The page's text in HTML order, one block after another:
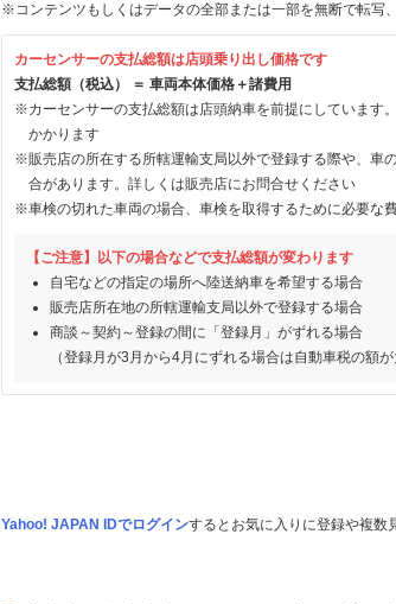
※コンテンツもしくはデータの全部または一部を無断で転写
カーセンサーの支払総額は店頭乗り出し価格です
支払総額（税込） ＝ 車両本体価格＋諸費用
※カーセンサーの支払総額は店頭納車を前提にしています
かかります
※販売店の所在する所轄運輸支局以外で登録する際や、車
合があります。詳しくは販売店にお問合せください
※車検の切れた車両の場合、車検を取得するために必要な
【ご注意】以下の場合などで支払総額が変わります
自宅などの指定の場所へ陸送納車を希望する場合
販売店所在地の所轄運輸支局以外で登録する場合
商談～契約～登録の間に「登録月」がずれる場合
（登録月が3月から4月にずれる場合は自動車税の額が
Yahoo! JAPAN IDでログインするとお気に入りに登録や複数